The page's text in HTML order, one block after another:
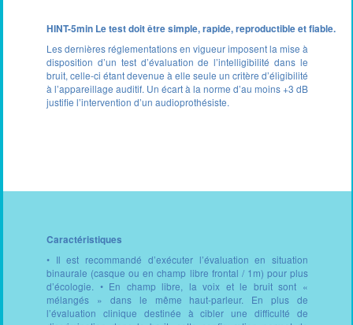
HINT-5min Le test doit être simple, rapide, reproductible et fiable.
Les dernières réglementations en vigueur imposent la mise à
disposition d’un test d’évaluation de l’intelligibilité dans le
bruit, celle-ci étant devenue à elle seule un critère d’éligibilité
à l’appareillage auditif. Un écart à la norme d’au moins +3 dB
justifie l’intervention d’un audioprothésiste.
Caractéristiques
• Il est recommandé d’exécuter l’évaluation en situation
binaurale (casque ou en champ libre frontal / 1m) pour plus
d’écologie. • En champ libre, la voix et le bruit sont «
mélangés » dans le même haut-parleur. En plus de
l’évaluation clinique destinée à cibler une difficulté de